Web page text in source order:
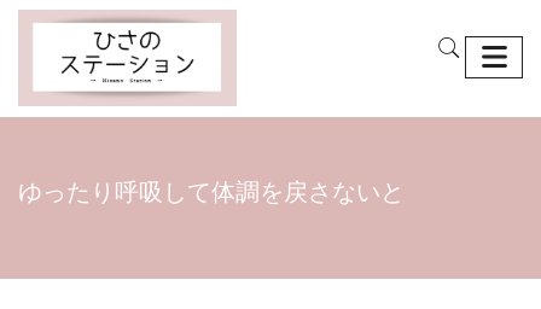
ゆったり呼吸して体調を戻さないと